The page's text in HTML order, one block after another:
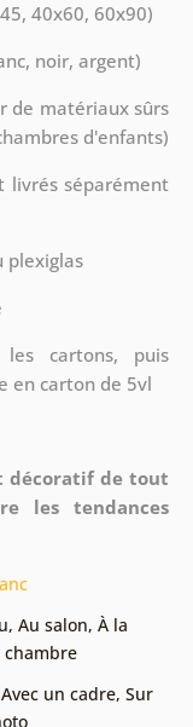
40x60, 60x90)
noir, argent)
de matériaux sûrs
d'enfants)
livrés séparément
plexiglas
cartons, puis
en carton de 5vl
décoratif de tout
les tendances
, Au salon, À la
chambre
Avec un cadre, Sur